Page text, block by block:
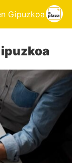
Gipuzkoa